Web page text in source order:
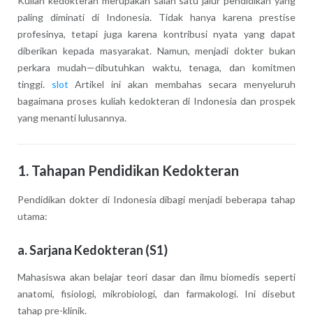
paling diminati di Indonesia. Tidak hanya karena prestise
profesinya, tetapi juga karena kontribusi nyata yang dapat
diberikan kepada masyarakat. Namun, menjadi dokter bukan
perkara mudah—dibutuhkan waktu, tenaga, dan komitmen
tinggi. slot Artikel ini akan membahas secara menyeluruh
bagaimana proses kuliah kedokteran di Indonesia dan prospek
yang menanti lulusannya.
1. Tahapan Pendidikan Kedokteran
Pendidikan dokter di Indonesia dibagi menjadi beberapa tahap
utama:
a. Sarjana Kedokteran (S1)
Mahasiswa akan belajar teori dasar dan ilmu biomedis seperti
anatomi, fisiologi, mikrobiologi, dan farmakologi. Ini disebut
tahap pre-klinik.